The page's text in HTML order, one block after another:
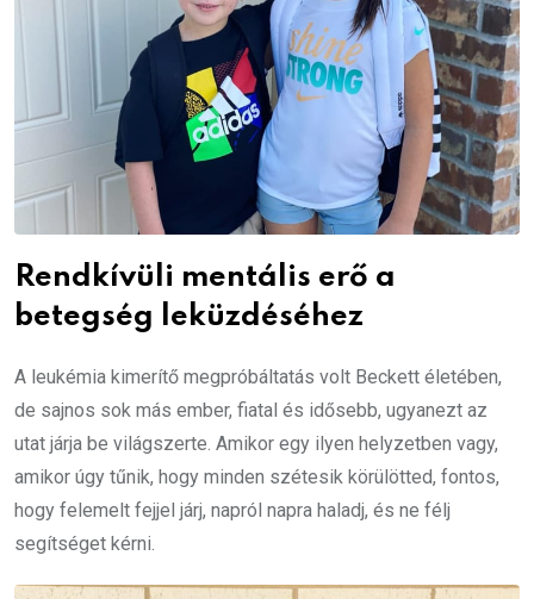
Rendkívüli mentális erő a
betegség leküzdéséhez
A leukémia kimerítő megpróbáltatás volt Beckett életében,
de sajnos sok más ember, fiatal és idősebb, ugyanezt az
utat járja be világszerte. Amikor egy ilyen helyzetben vagy,
amikor úgy tűnik, hogy minden szétesik körülötted, fontos,
hogy felemelt fejjel járj, napról napra haladj, és ne félj
segítséget kérni.